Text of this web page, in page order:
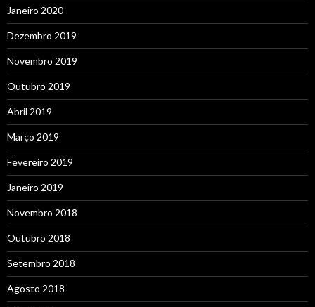
Janeiro 2020
Dezembro 2019
Novembro 2019
Outubro 2019
Abril 2019
Março 2019
Fevereiro 2019
Janeiro 2019
Novembro 2018
Outubro 2018
Setembro 2018
Agosto 2018